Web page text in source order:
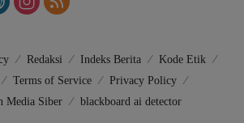
Redaksi Indeks Berita
Kode Etik
Terms of Service
Privacy Policy
Media Siber blackboard ai detector